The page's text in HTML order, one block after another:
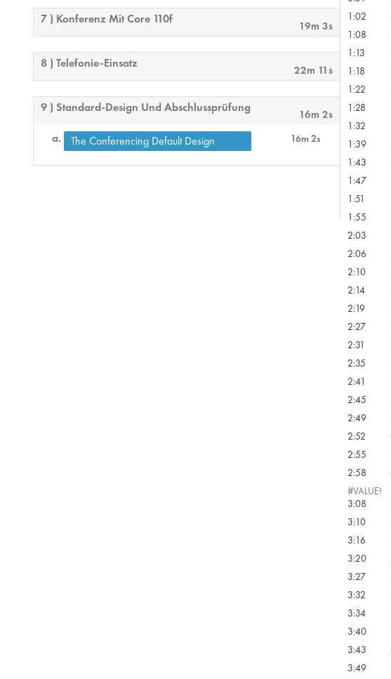
7 ) Konferenz Mit Core 110f 19m 3s
8 ) Telefonie-Einsatz 22m 11s
9 ) Standard-Design Und Abschlussprüfung 16m 2s
The Conferencing Default Design 16m 2s
1:02
1:08
1:13
1:18
1:22
1:28
1:32
1:39
1:43
1:47
1:51
1:55
2:03
2:06
2:10
2:14
2:19
2:27
2:31
2:35
2:41
2:45
2:49
2:52
2:55
2:58
#VALUE!
3:08
3:10
3:16
3:20
3:27
3:32
3:34
3:40
3:43
3:49